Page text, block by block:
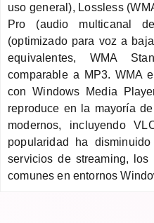
uso general), Lossless
Pro (audio multicanal
(optimizado para voz a
equivalentes, WMA
comparable a MP3. WMA
con Windows Media
reproduce en la mayoría
modernos, incluyendo
popularidad ha
servicios de streaming,
comunes en entornos